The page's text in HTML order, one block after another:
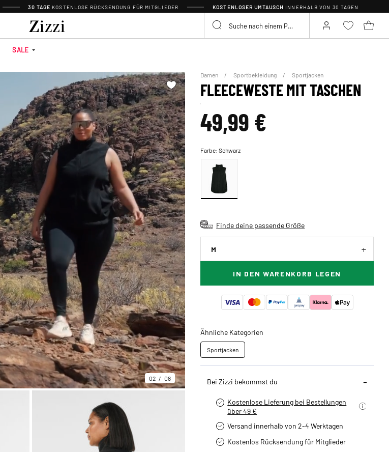
30 TAGE KOSTENLOSE RÜCKSENDUNG FÜR MITGLIEDER KOSTENLOSER UMTAUSCH INNERHALB VON 30 TAGEN
SALE
02 08
Damen Sportbekleidung Sportjacken
FLEECEWESTE MIT TASCHEN
49,99 €
Farbe:Schwarz
Finde deine passende Größe
M
IN DEN WARENKORB LEGEN
Ähnliche Kategorien
Sportjacken
Bei Zizzi bekommst du
Kostenlose Lieferung bei Bestellungen
über 49 €
Versand innerhalb von 2-4 Werktagen
Kostenlos Rücksendung für Mitglieder